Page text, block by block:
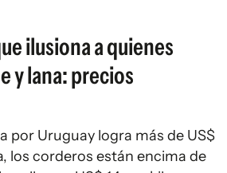
ilusiona a quienes
y lana: precios
por Uruguay logra más de US$
los corderos están encima de